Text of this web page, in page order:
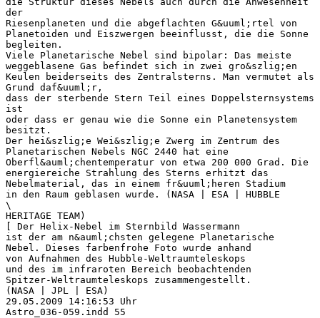
der
Riesenplaneten und die abgeflachten G&uuml;rtel von
Planetoiden und Eiszwergen beeinflusst, die die Sonne
begleiten.
Viele Planetarische Nebel sind bipolar: Das meiste
weggeblasene Gas befindet sich in zwei gro&szlig;en
Keulen beiderseits des Zentralsterns. Man vermutet als
Grund daf&uuml;r,
dass der sterbende Stern Teil eines Doppelsternsystems
ist
oder dass er genau wie die Sonne ein Planetensystem
besitzt.
Der hei&szlig;e Wei&szlig;e Zwerg im Zentrum des
Planetarischen Nebels NGC 2440 hat eine
Oberfl&auml;chentemperatur von etwa 200 000 Grad. Die
energiereiche Strahlung des Sterns erhitzt das
Nebelmaterial, das in einem fr&uuml;heren Stadium
in den Raum geblasen wurde. (NASA | ESA | HUBBLE
\
HERITAGE TEAM)
[ Der Helix-Nebel im Sternbild Wassermann
ist der am n&auml;chsten gelegene Planetarische
Nebel. Dieses farbenfrohe Foto wurde anhand
von Aufnahmen des Hubble-Weltraumteleskops
und des im infraroten Bereich beobachtenden
Spitzer-Weltraumteleskops zusammengestellt.
(NASA | JPL | ESA)
29.05.2009 14:16:53 Uhr
Astro_036-059.indd 55